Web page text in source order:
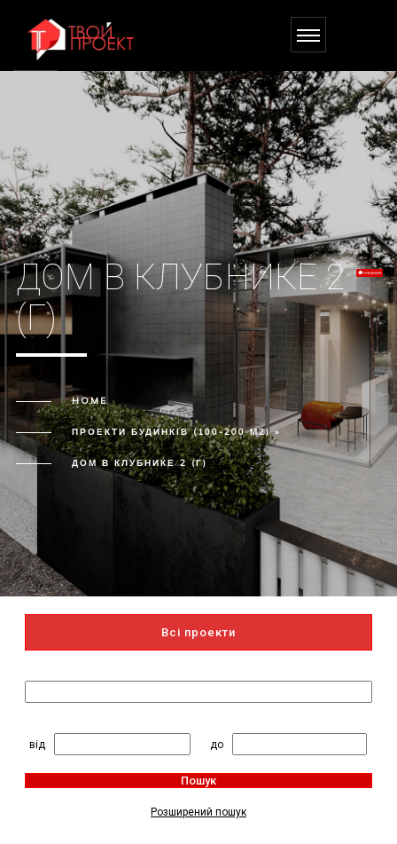
ДОМ В КЛУБНИКЕ 2
(Г)
HOME
ПРОЕКТИ БУДИНКІВ (100-200 М2) »
ДОМ В КЛУБНИКЕ 2 (Г)
Всі проекти
від
до
Пошук
Розширений пошук